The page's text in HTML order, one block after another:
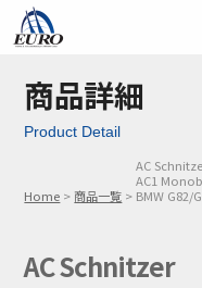
ご利用方法
メール問い合わせ
03-5674-7742
商品詳細
Product Detail
Home 商品一覧
AC
AC1
BMW G82/
AC Schnitzer